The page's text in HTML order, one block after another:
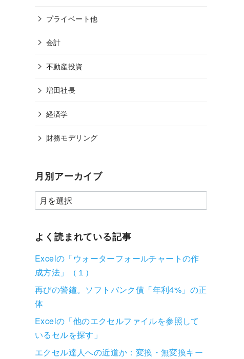
プライベート他
会計
不動産投資
増田社長
経済学
財務モデリング
月別アーカイブ
よく読まれている記事
Excelの「ウォーターフォールチャートの作
成方法」（１）
再びの警鐘。ソフトバンク債「年利4%」の正
体
Excelの「他のエクセルファイルを参照して
いるセルを探す」
エクセル達人への近道か：変換・無変換キー